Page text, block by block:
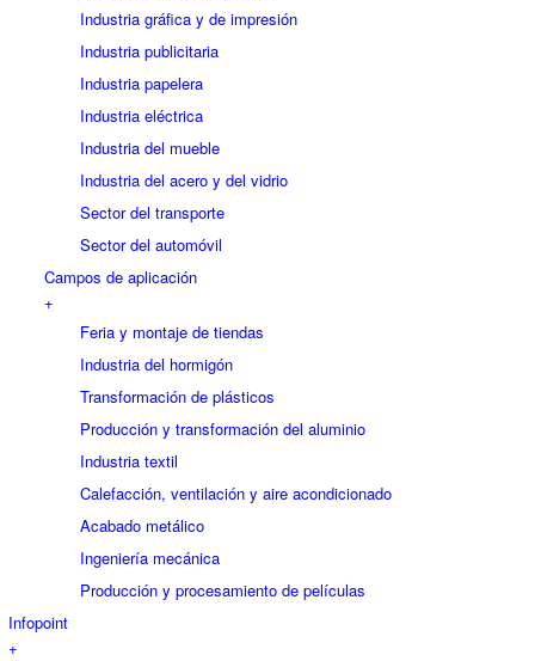
Industria gráfica y de impresión
Industria publicitaria
Industria papelera
Industria eléctrica
Industria del mueble
Industria del acero y del vidrio
Sector del transporte
Sector del automóvil
Campos de aplicación
+
Feria y montaje de tiendas
Industria del hormigón
Transformación de plásticos
Producción y transformación del aluminio
Industria textil
Calefacción, ventilación y aire acondicionado
Acabado metálico
Ingeniería mecánica
Producción y procesamiento de películas
Infopoint
+